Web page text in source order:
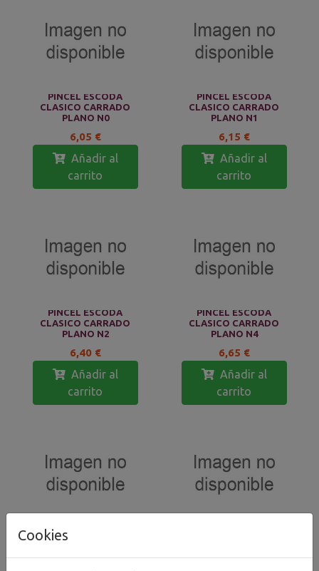
PINCEL ESCODA
CLASICO CARRADO
PLANO N0
6,05 €
Añadir al
carrito
PINCEL ESCODA
CLASICO CARRADO
PLANO N1
6,15 €
Añadir al
carrito
PINCEL ESCODA
CLASICO CARRADO
PLANO N2
6,40 €
Añadir al
carrito
PINCEL ESCODA
CLASICO CARRADO
PLANO N4
6,65 €
Añadir al
carrito
PINCEL ESCODA
CLASICO CARRADO
Cookies